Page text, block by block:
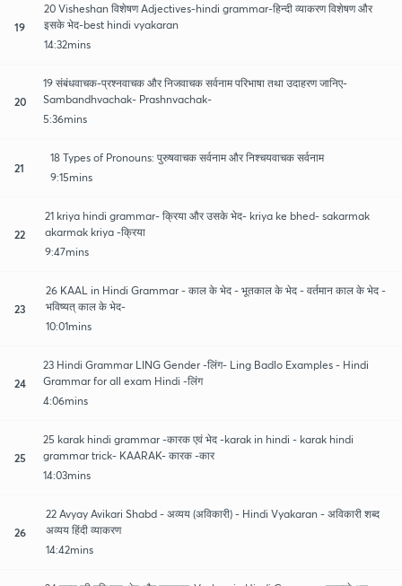
19
20 Visheshan विशेषण Adjectives-hindi grammar-हिन्दी व्याकरण विशेषण और
इसके भेद-best hindi vyakaran
14:32mins
20
19 संबंधवाचक-प्रश्नवाचक और निजवाचक सर्वनाम परिभाषा तथा उदाहरण जानिए-
Sambandhvachak- Prashnvachak-
5:36mins
21
18 Types of Pronouns: पुरुषवाचक सर्वनाम और निश्चयवाचक सर्वनाम
9:15mins
22
21 kriya hindi grammar- क्रिया और उसके भेद- kriya ke bhed- sakarmak
akarmak kriya -क्रिया
9:47mins
23
26 KAAL in Hindi Grammar - काल के भेद - भूतकाल के भेद - वर्तमान काल के भेद -
भविष्यत् काल के भेद-
10:01mins
24
23 Hindi Grammar LING Gender -लिंग- Ling Badlo Examples - Hindi
Grammar for all exam Hindi -लिंग
4:06mins
25
25 karak hindi grammar -कारक एवं भेद -karak in hindi - karak hindi
grammar trick- KAARAK- कारक -कार
14:03mins
26
22 Avyay Avikari Shabd - अव्यय (अविकारी) - Hindi Vyakaran - अविकारी शब्द
अव्यय हिंदी व्याकरण
14:42mins